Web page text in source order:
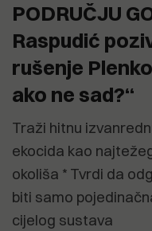
PODRUČJU
Raspudić
rušenje
ako ne sad?“
Traži hitnu
ekocida kao
okoliša * Tvrdi da
biti samo
cijelog sustava